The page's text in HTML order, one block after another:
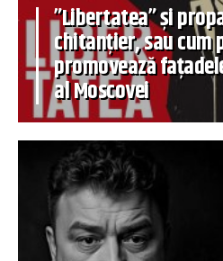
”Libertatea” și
chitanțier, sau cum
promovează
al Moscovei